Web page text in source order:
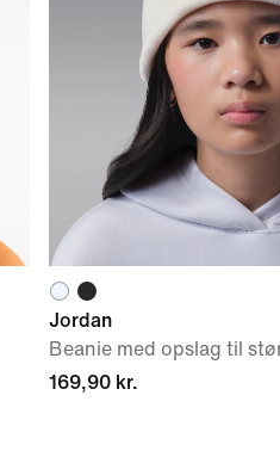
Jordan
Beanie med opslag til
169,90 kr.